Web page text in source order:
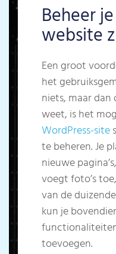
Beheer
website
Een groot
het
niets, maar
weet, is het
WordPress-site
te beheren. Je
nieuwe
voegt foto’s
van de
kun je
toevoegen.